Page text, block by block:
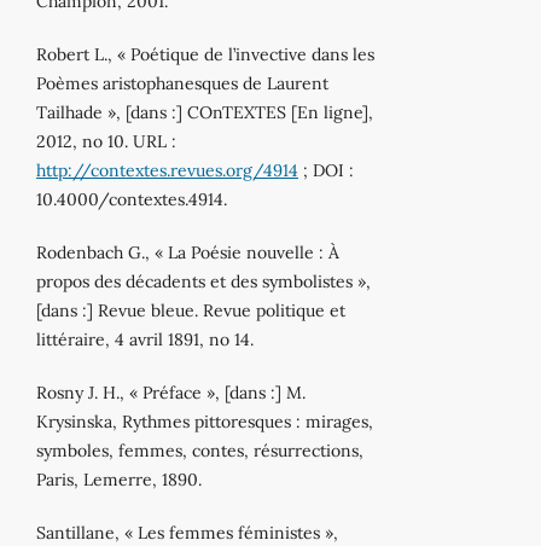
Robert L., « Poétique de l’invective dans les
Poèmes aristophanesques de Laurent
Tailhade », [dans :] COnTEXTES [En ligne],
2012, no 10. URL :
http://contextes.revues.org/4914 ; DOI :
10.4000/contextes.4914.
Rodenbach G., « La Poésie nouvelle : À
propos des décadents et des symbolistes »,
[dans :] Revue bleue. Revue politique et
littéraire, 4 avril 1891, no 14.
Rosny J. H., « Préface », [dans :] M.
Krysinska, Rythmes pittoresques : mirages,
symboles, femmes, contes, résurrections,
Paris, Lemerre, 1890.
Santillane, « Les femmes féministes »,